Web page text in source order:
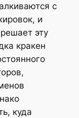
с
и
эту
кракен
куда